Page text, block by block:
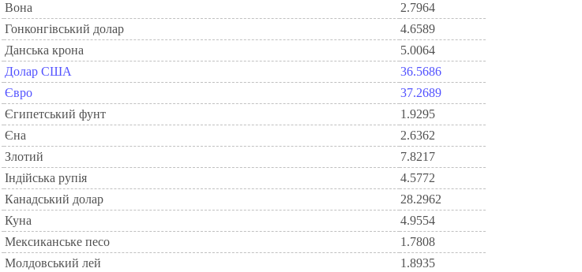
Вона
2.7964
Гонконгівський долар
4.6589
Данська крона
5.0064
Долар США
36.5686
Євро
37.2689
Єгипетський фунт
1.9295
Єна
2.6362
Злотий
7.8217
Індійська рупія
4.5772
Канадський долар
28.2962
Куна
4.9554
Мексиканське песо
1.7808
Молдовський лей
1.8935